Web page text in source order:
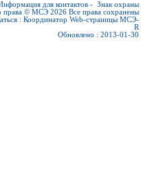
для контактов - Знак охраны
права © МСЭ 2026 Все права сохранены
: Координатор Web-страницы МСЭ-
R
Обновлено : 2013-01-30